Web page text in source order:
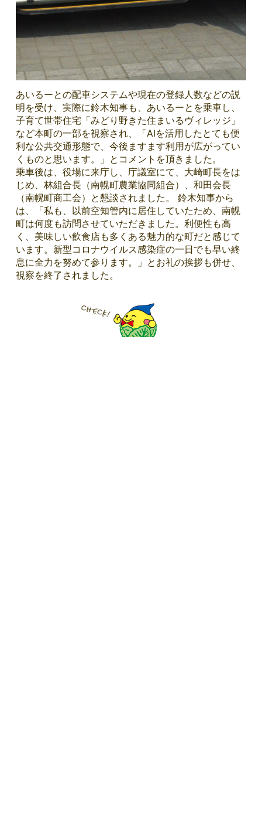
あいるーとの配車システムや現在の登録人数などの説
明を受け、実際に鈴木知事も、あいるーとを乗車し、
子育て世帯住宅「みどり野きた住まいるヴィレッジ」
など本町の一部を視察され、「AIを活用したとても便
利な公共交通形態で、今後ますます利用が広がってい
くものと思います。」とコメントを頂きました。
乗車後は、役場に来庁し、庁議室にて、大崎町長をは
じめ、林組合長（南幌町農業協同組合）、和田会長
（南幌町商工会）と懇談されました。 鈴木知事から
は、「私も、以前空知管内に居住していたため、南幌
町は何度も訪問させていただきました。利便性も高
く、美味しい飲食店も多くある魅力的な町だと感じて
います。新型コロナウイルス感染症の一日でも早い終
息に全力を努めて参ります。」とお礼の挨拶も併せ、
視察を終了されました。